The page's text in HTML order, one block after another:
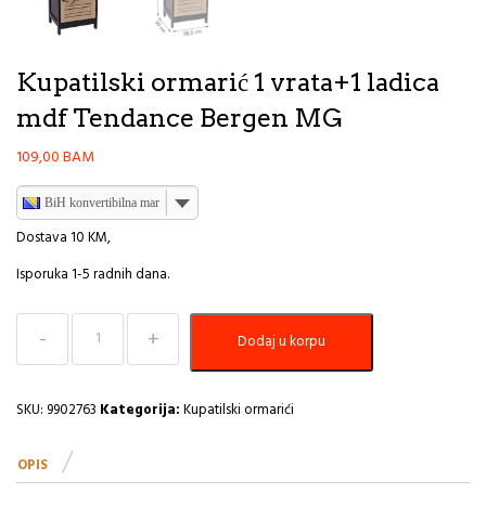
Kupatilski ormarić 1 vrata+1 ladica
mdf Tendance Bergen MG
109,00BAM
BiH konvertibilna marka
Dostava 10 KM,
Isporuka 1-5 radnih dana.
Kupatilski
ormarić
1
ladica
Tendance
MG
Dodaj u korpu
SKU: 9902763 Kategorija:Kupatilski ormarići
OPIS